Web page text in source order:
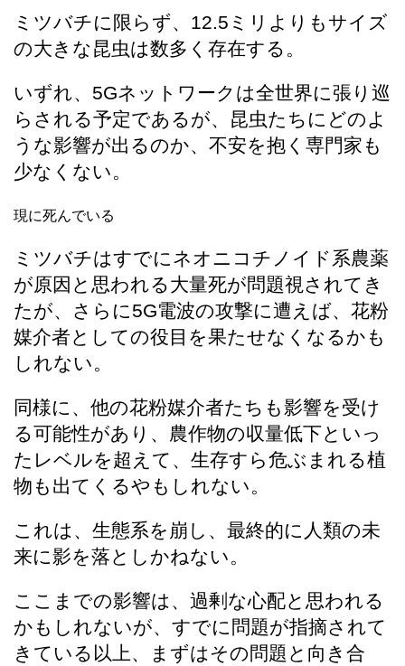
ミツバチに限らず、12.5ミリよりもサイズ
の大きな昆虫は数多く存在する。
いずれ、5Gネットワークは全世界に張り巡
らされる予定であるが、昆虫たちにどのよ
うな影響が出るのか、不安を抱く専門家も
少なくない。
現に死んでいる
ミツバチはすでにネオニコチノイド系農薬
が原因と思われる大量死が問題視されてき
たが、さらに5G電波の攻撃に遭えば、花粉
媒介者としての役目を果たせなくなるかも
しれない。
同様に、他の花粉媒介者たちも影響を受け
る可能性があり、農作物の収量低下といっ
たレベルを超えて、生存すら危ぶまれる植
物も出てくるやもしれない。
これは、生態系を崩し、最終的に人類の未
来に影を落としかねない。
ここまでの影響は、過剰な心配と思われる
かもしれないが、すでに問題が指摘されて
きている以上、まずはその問題と向き合